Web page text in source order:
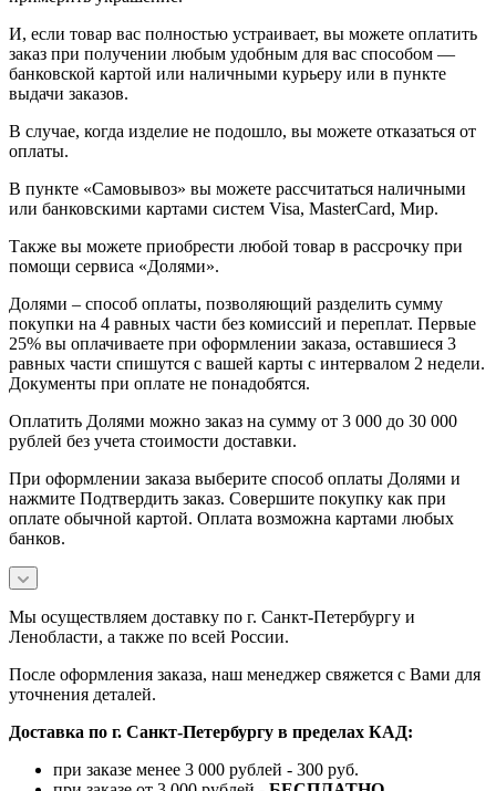
И, если товар вас полностью устраивает, вы можете оплатить
заказ при получении любым удобным для вас способом —
банковской картой или наличными курьеру или в пункте
выдачи заказов.
В случае, когда изделие не подошло, вы можете отказаться от
оплаты.
В пункте «Самовывоз» вы можете рассчитаться наличными
или банковскими картами систем Visa, MasterCard, Мир.
Также вы можете приобрести любой товар в рассрочку при
помощи сервиса «Долями».
Долями – способ оплаты, позволяющий разделить сумму
покупки на 4 равных части без комиссий и переплат. Первые
25% вы оплачиваете при оформлении заказа, оставшиеся 3
равных части спишутся с вашей карты с интервалом 2 недели.
Документы при оплате не понадобятся.
Оплатить Долями можно заказ на сумму от 3 000 до 30 000
рублей без учета стоимости доставки.
При оформлении заказа выберите способ оплаты Долями и
нажмите Подтвердить заказ. Совершите покупку как при
оплате обычной картой. Оплата возможна картами любых
банков.
Мы осуществляем доставку по г. Санкт-Петербургу и
Ленобласти, а также по всей России.
После оформления заказа, наш менеджер свяжется с Вами для
уточнения деталей.
Доставка по г. Санкт-Петербургу в пределах КАД:
при заказе менее 3 000 рублей - 300 руб.